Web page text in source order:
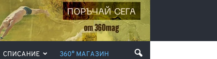
СПИСАНИЕ 360° МАГАЗИН